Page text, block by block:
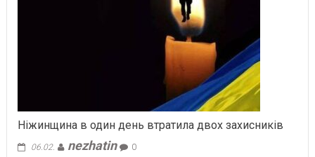
Ніжинщина в один день втратила двох захисників
06.02. nezhatin 0